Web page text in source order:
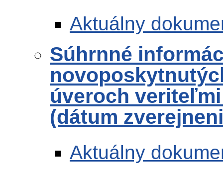
Aktuálny
Súhrnné
úveroch
(dátum
Aktuálny